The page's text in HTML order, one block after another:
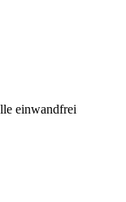
einwandfrei